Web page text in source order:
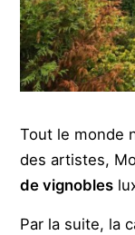
Tout le monde
des artistes,
de vignobles
Par la suite, la